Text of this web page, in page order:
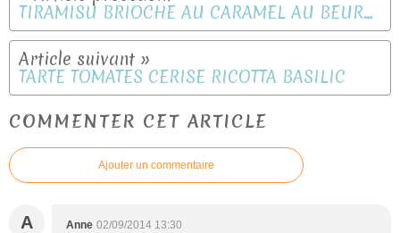
TIRAMISU BRIOCHE AU CARAMEL AU BEURRE SALE
TARTE TOMATES CERISE RICOTTA BASILIC
COMMENTER CET ARTICLE
Ajouter un commentaire
A Anne 02/09/2014 13:30